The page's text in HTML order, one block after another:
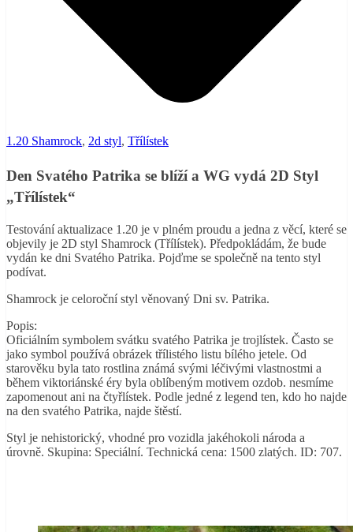
1.20 Shamrock, 2d styl, Třílístek
Den Svatého Patrika se blíží a WG vydá 2D Styl
„Třílístek“
Testování aktualizace 1.20 je v plném proudu a jedna z věcí, které se
objevily je 2D styl Shamrock (Třílístek). Předpokládám, že bude
vydán ke dni Svatého Patrika. Pojďme se společně na tento styl
podívat.
Shamrock je celoroční styl věnovaný Dni sv. Patrika.
Popis:
Oficiálním symbolem svátku svatého Patrika je trojlístek. Často se
jako symbol používá obrázek třílistého listu bílého jetele. Od
starověku byla tato rostlina známá svými léčivými vlastnostmi a
během viktoriánské éry byla oblíbeným motivem ozdob. nesmíme
zapomenout ani na čtyřlístek. Podle jedné z legend ten, kdo ho najde
na den svatého Patrika, najde štěstí.
Styl je nehistorický, vhodné pro vozidla jakéhokoli národa a
úrovně. Skupina: Speciální. Technická cena: 1500 zlatých. ID: 707.